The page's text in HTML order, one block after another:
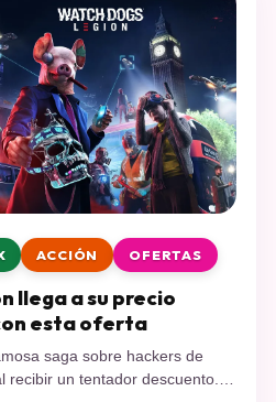
ACCIÓN OFERTAS
llega a su precio
esta oferta
saga sobre hackers de
recibir un tentador descuento.